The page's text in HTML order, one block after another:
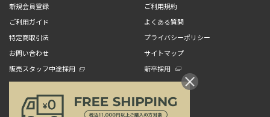
新規会員登録
ご利用規約
ご利用ガイド
よくある質問
特定商取引法
プライバシーポリシー
お問い合わせ
サイトマップ
販売スタッフ中途採用
新卒採用